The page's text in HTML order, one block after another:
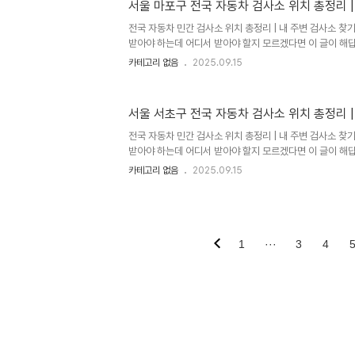
토요일 오전 검사 가능 (09:00~13:00)예약 시스템 운영
사소1급 정비소 중 검사 지정을 받은 업체로 접근성이 좋
검사를 동시에 받..
서울 마포구 전국 자동차 검사소 위치 총정리
전국 자동차 민간 검사소 위치 총정리 | 내 주변 검사소 찾
받아야 하는데 어디서 받아야 할지 모르겠다면 이 글이
개의 자동차검사소가 운영되고 있으며, 한국교통안전공단
토요일 오전 검사 가능 (09:00~13:00)예약 시스템 운영
사소1급 정비소 중 검사 지정을 받은 업체로 접근성이 좋
검사를 동시에 받..
카테고리 없음 2025.09.15
서울 서초구 전국 자동차 검사소 위치 총정리
전국 자동차 민간 검사소 위치 총정리 | 내 주변 검사소 찾
받아야 하는데 어디서 받아야 할지 모르겠다면 이 글이
개의 자동차검사소가 운영되고 있으며, 한국교통안전공단
사소1급 정비소 중 검사 지정을 받은 업체로 접근성이 좋
카테고리 없음 2025.09.15
1 ··· 3 4